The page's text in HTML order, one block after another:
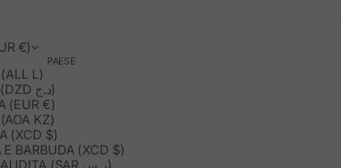
€)
PAESE
L)
ALGERIA (DZD د.ج)
(EUR €)
KZ)
(XCD $)
BARBUDA (XCD $)